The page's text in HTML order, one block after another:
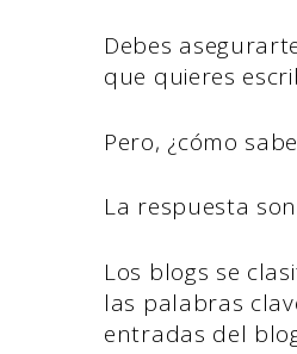
Debes
que quieres
Pero, ¿cómo
La respuesta
Los blogs se
las palabras
entradas del